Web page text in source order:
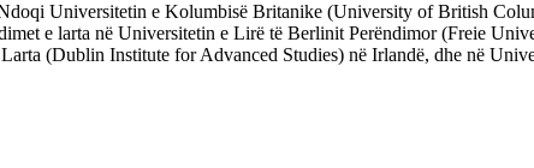
Universitetin e Kolumbisë Britanike (University of British
e larta në Universitetin e Lirë të Berlinit Perëndimor (Freie
(Dublin Institute for Advanced Studies) në Irlandë, dhe në